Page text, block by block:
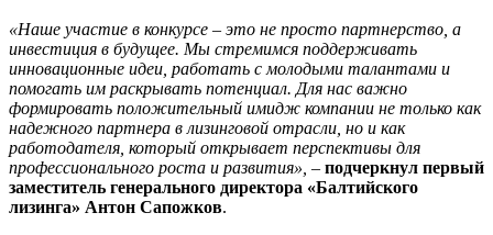
«Наше участие в конкурсе – это не просто партнерство, а
инвестиция в будущее. Мы стремимся поддерживать
инновационные идеи, работать с молодыми талантами и
помогать им раскрывать потенциал. Для нас важно
формировать положительный имидж компании не только как
надежного партнера в лизинговой отрасли, но и как
работодателя, который открывает перспективы для
профессионального роста и развития», – подчеркнул первый
заместитель генерального директора «Балтийского
лизинга» Антон Сапожков.